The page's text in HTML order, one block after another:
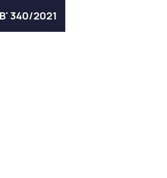
340/2021